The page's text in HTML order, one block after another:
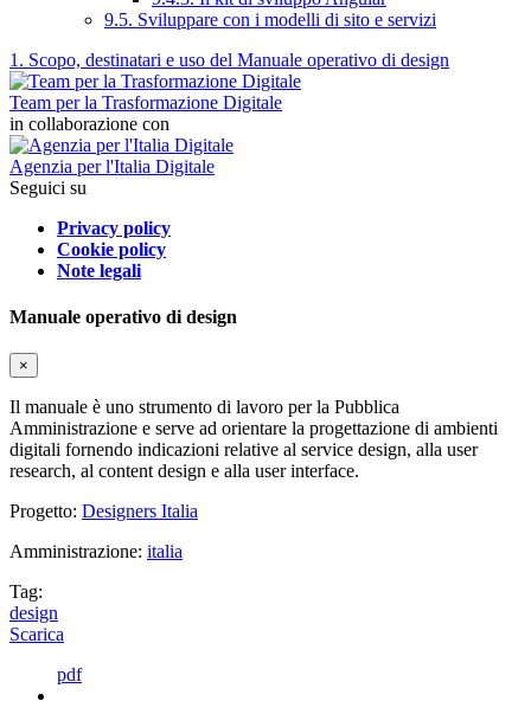
9.5. Sviluppare con i modelli di sito e servizi
1. Scopo, destinatari e uso del Manuale operativo di design
Team per la Trasformazione Digitale
in collaborazione con
Agenzia per l'Italia Digitale
Seguici su
Privacy policy
Cookie policy
Note legali
Manuale operativo di design
×
Il manuale è uno strumento di lavoro per la Pubblica
Amministrazione e serve ad orientare la progettazione di ambienti
digitali fornendo indicazioni relative al service design, alla user
research, al content design e alla user interface.
Progetto: Designers Italia
Amministrazione: italia
Tag:
design
Scarica
pdf